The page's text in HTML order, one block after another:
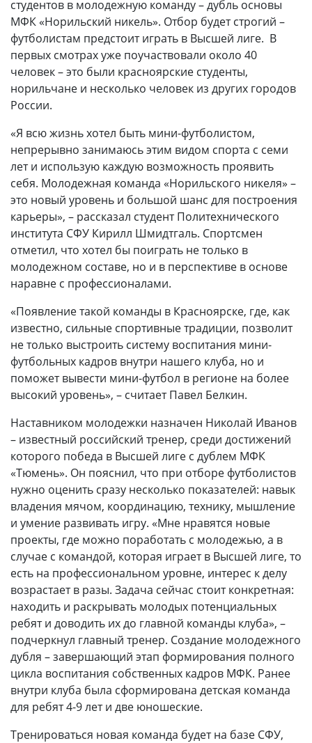
студентов в молодежную команду – дубль основы
МФК «Норильский никель». Отбор будет строгий –
футболистам предстоит играть в Высшей лиге. В
первых смотрах уже поучаствовали около 40
человек – это были красноярские студенты,
норильчане и несколько человек из других городов
России.
«Я всю жизнь хотел быть мини-футболистом,
непрерывно занимаюсь этим видом спорта с семи
лет и использую каждую возможность проявить
себя. Молодежная команда «Норильского никеля» –
это новый уровень и большой шанс для построения
карьеры», – рассказал студент Политехнического
института СФУ Кирилл Шмидтгаль. Спортсмен
отметил, что хотел бы поиграть не только в
молодежном составе, но и в перспективе в основе
наравне с профессионалами.
«Появление такой команды в Красноярске, где, как
известно, сильные спортивные традиции, позволит
не только выстроить систему воспитания мини-
футбольных кадров внутри нашего клуба, но и
поможет вывести мини-футбол в регионе на более
высокий уровень», – считает Павел Белкин.
Наставником молодежки назначен Николай Иванов
– известный российский тренер, среди достижений
которого победа в Высшей лиге с дублем МФК
«Тюмень». Он пояснил, что при отборе футболистов
нужно оценить сразу несколько показателей: навык
владения мячом, координацию, технику, мышление
и умение развивать игру. «Мне нравятся новые
проекты, где можно поработать с молодежью, а в
случае с командой, которая играет в Высшей лиге, то
есть на профессиональном уровне, интерес к делу
возрастает в разы. Задача сейчас стоит конкретная:
находить и раскрывать молодых потенциальных
ребят и доводить их до главной команды клуба», –
подчеркнул главный тренер. Создание молодежного
дубля – завершающий этап формирования полного
цикла воспитания собственных кадров МФК. Ранее
внутри клуба была сформирована детская команда
для ребят 4-9 лет и две юношеские.
Тренироваться новая команда будет на базе СФУ,